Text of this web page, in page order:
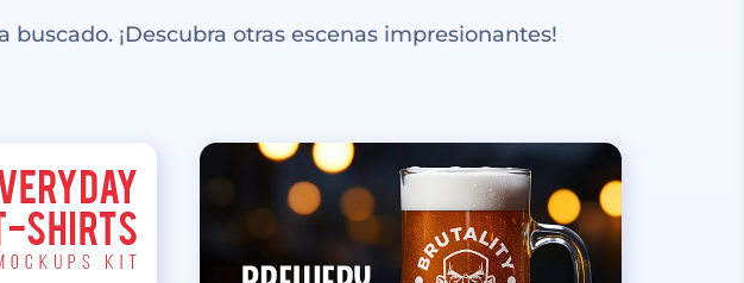
¡Descubra otras escenas impresionantes!